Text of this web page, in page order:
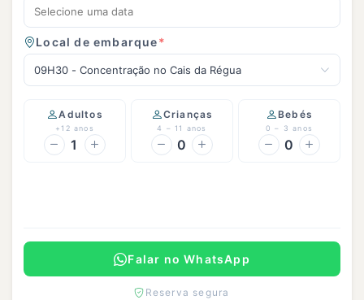
Local de embarque*
09H30 - Concentração no Cais da Régua
Adultos
+12 anos
1
Crianças
4 – 11 anos
0
Bebés
0 – 3 anos
0
Falar no WhatsApp
Reserva segura